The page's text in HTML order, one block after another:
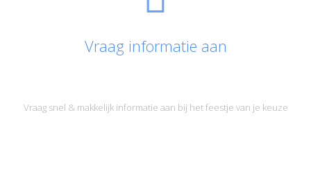
Vraag informatie aan
Vraag snel & makkelijk informatie aan bij het feestje van je keuze